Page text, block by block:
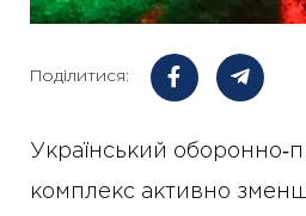
Поділитися:
Український
комплекс активно